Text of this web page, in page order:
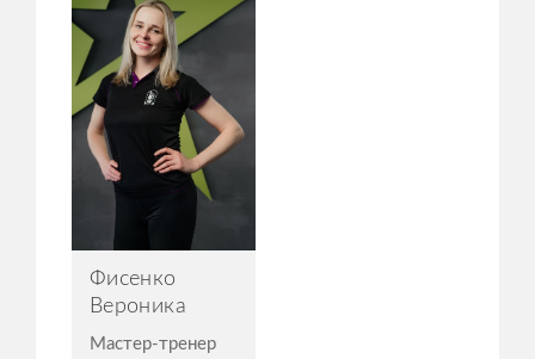
Фисенко
Вероника
Мастер-тренер